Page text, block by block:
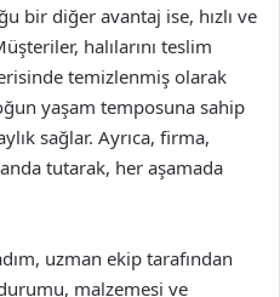
bir diğer avantaj ise, hızlı ve
halılarını teslim
temizlenmiş olarak
yaşam temposuna sahip
sağlar. Ayrıca, firma,
tutarak, her aşamada
uzman ekip tarafından
malzemesi ve